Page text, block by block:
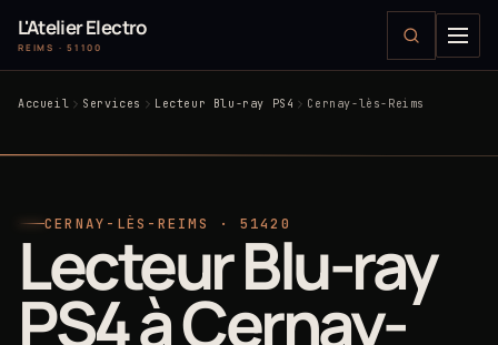
L'Atelier Electro
REIMS · 51100
Accueil Services Lecteur Blu-ray PS4 Cernay-lès-Reims
CERNAY-LÈS-REIMS · 51420
Lecteur Blu-ray
PS4 à Cernay-